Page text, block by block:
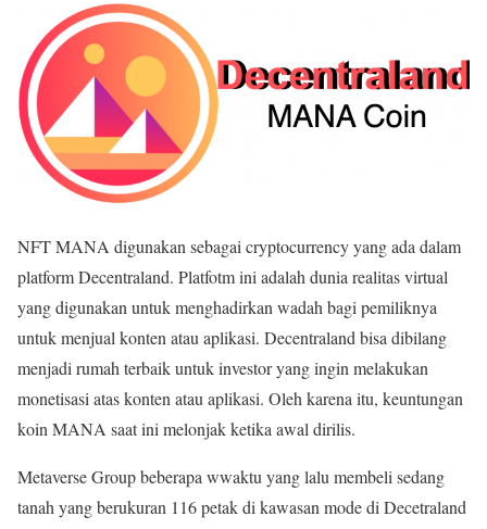
NFT MANA digunakan sebagai cryptocurrency yang ada dalam
platform Decentraland. Platfotm ini adalah dunia realitas virtual
yang digunakan untuk menghadirkan wadah bagi pemiliknya
untuk menjual konten atau aplikasi. Decentraland bisa dibilang
menjadi rumah terbaik untuk investor yang ingin melakukan
monetisasi atas konten atau aplikasi. Oleh karena itu, keuntungan
koin MANA saat ini melonjak ketika awal dirilis.
Metaverse Group beberapa wwaktu yang lalu membeli sedang
tanah yang berukuran 116 petak di kawasan mode di Decetraland